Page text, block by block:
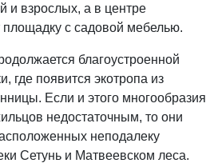
и взрослых, а в центре
площадку с садовой мебелью.
благоустроенной
где появится экотропа из
Если и этого многообразия
недостаточным, то они
неподалеку
Сетунь и Матвеевском леса.